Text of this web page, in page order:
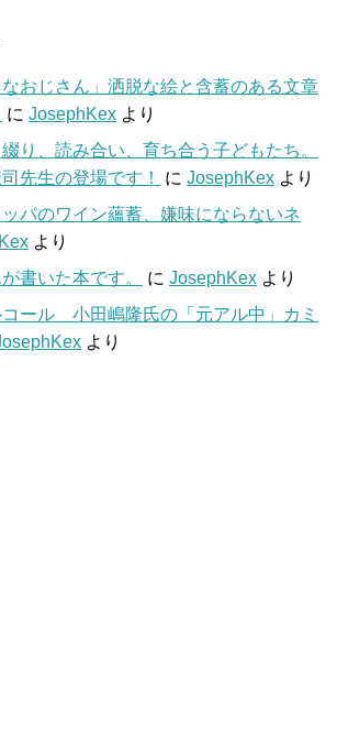
なおじさん」洒脱な絵と含蓄のある文章
に JosephKex より
り、読み合い、育ち合う子どもたち。
先生の登場です！
に JosephKex より
ッパのワイン蘊蓄、嫌味にならないネ
より
書いた本です。
に JosephKex より
コール 小田嶋隆氏の「元アル中」カミ
より